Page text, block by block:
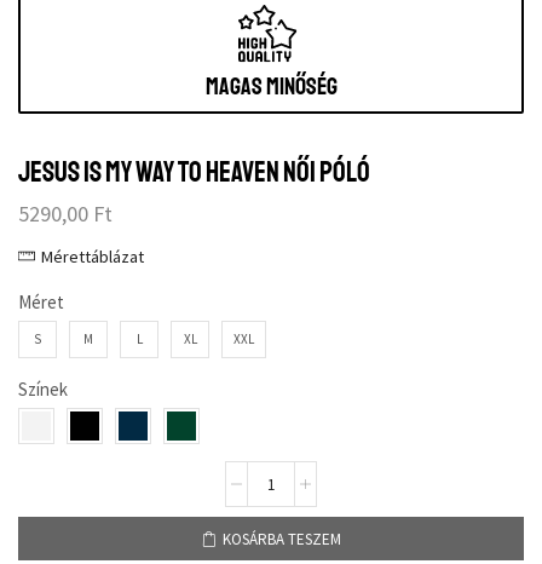
Magas minőség
Jesus is my way to heaven női póló
5290,00 Ft
Mérettáblázat
Méret
S M L XL XXL
Színek
KOSÁRBA TESZEM